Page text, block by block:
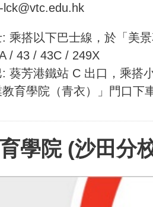
lck@vtc.edu.hk
: 乘搭以下巴士線，於「美
/ 43 / 43C / 249X
葵芳港鐵站 C 出口，乘搭
育學院（青衣）」門口下
學院 (沙田分